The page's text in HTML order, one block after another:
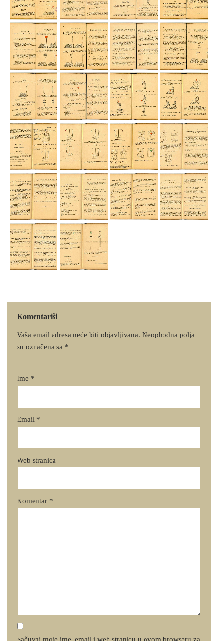
Komentariši
Vaša email adresa neće biti objavljivana. Neophodna polja
su označena sa *
Ime *
Email *
Web stranica
Komentar *
Sačuvaj moje ime, email i web stranicu u ovom browseru za